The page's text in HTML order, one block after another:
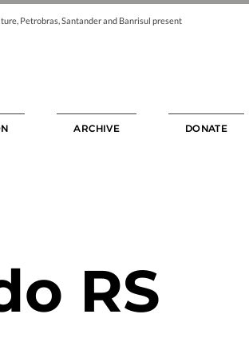
Petrobras, Santander and Banrisul present
ARCHIVE DONATE
RS